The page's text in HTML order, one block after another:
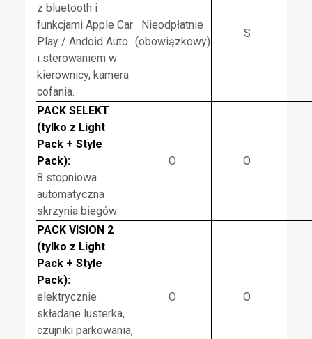
z bluetooth i
funkcjami Apple Car
Play / Andoid Auto
i sterowaniem w
kierownicy, kamera
cofania.
Nieodpłatnie
(obowiązkowy)
S
PACK SELEKT
(tylko z Light
Pack + Style
Pack):
8 stopniowa
automatyczna
skrzynia biegów
O O
PACK VISION 2
(tylko z Light
Pack + Style
Pack):
elektrycznie
składane lusterka,
czujniki parkowania,
O O